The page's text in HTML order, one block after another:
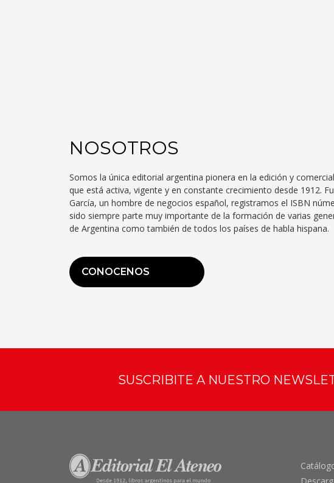
NOSOTROS
Somos la única editorial argentina pionera en la edición y
que está activa, vigente y en constante crecimiento desde 1912.
García, un hombre de negocios español, registramos el ISBN
sido siempre parte muy importante de la formación de varias
de Argentina como también de todos los países de habla hispana.
CONOCENOS
SUSCRIBITE A NUESTRO